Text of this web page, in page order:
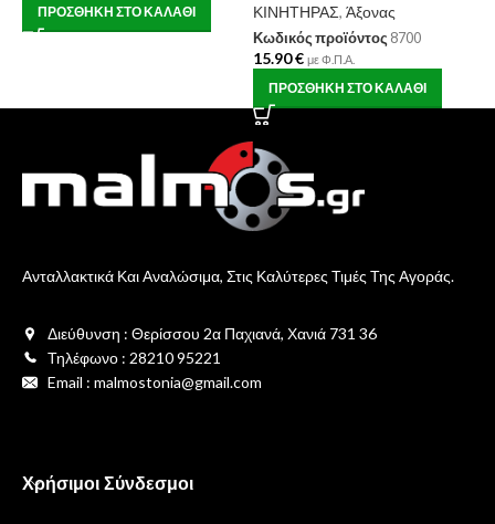
ΠΡΟΣΘΉΚΗ ΣΤΟ ΚΑΛΆΘΙ ΚΙΝΗΤΗΡΑΣ, Άξονας
Κωδικός προϊόντος 8700
15.90€ με Φ.Π.Α.
ΠΡΟΣΘΉΚΗ ΣΤΟ ΚΑΛΆΘΙ
Ανταλλακτικά Και Αναλώσιμα, Στις Καλύτερες Τιμές Της Αγοράς.
Διεύθυνση : Θερίσσου 2α Παχιανά, Χανιά 731 36
Τηλέφωνο : 28210 95221
Email : malmostonia@gmail.com
Χρήσιμοι Σύνδεσμοι